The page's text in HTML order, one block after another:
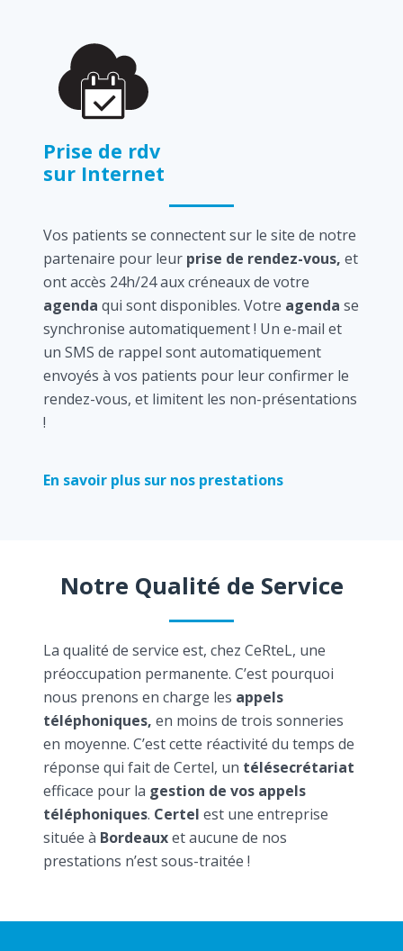
Prise de rdv
sur Internet
Vos patients se connectent sur le site de notre
partenaire pour leur prise de rendez-vous, et
ont accès 24h/24 aux créneaux de votre
agenda qui sont disponibles. Votre agenda se
synchronise automatiquement ! Un e-mail et
un SMS de rappel sont automatiquement
envoyés à vos patients pour leur confirmer le
rendez-vous, et limitent les non-présentations
!
En savoir plus sur nos prestations
Notre Qualité de Service
La qualité de service est, chez CeRteL, une
préoccupation permanente. C’est pourquoi
nous prenons en charge les appels
téléphoniques, en moins de trois sonneries
en moyenne. C’est cette réactivité du temps de
réponse qui fait de Certel, un télésecrétariat
efficace pour la gestion de vos appels
téléphoniques. Certel est une entreprise
située à Bordeauxet aucune de nos
prestations n’est sous-traitée !